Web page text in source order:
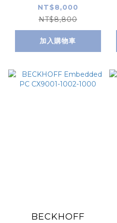
Control Panel
CP6907-0000-
0000
NT$8,000
NT$8,800
加入購物車
BECKHOFF